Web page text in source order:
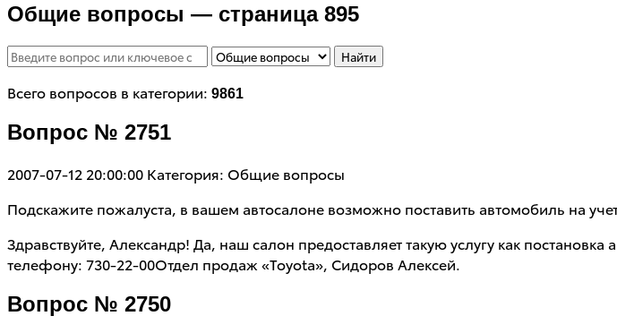
Общие вопросы — страница 895
Найти
Всего вопросов в категории: 9861
Вопрос № 2751
2007-07-12 20:00:00 Категория: Общие вопросы
Подскажите пожалуста, в вашем автосалоне возможно поставить автомобиль на
Здравствуйте, Александр! Да, наш салон предоставляет такую услугу как
телефону: 730-22-00Отдел продаж «Toyota», Сидоров Алексей.
Вопрос № 2750